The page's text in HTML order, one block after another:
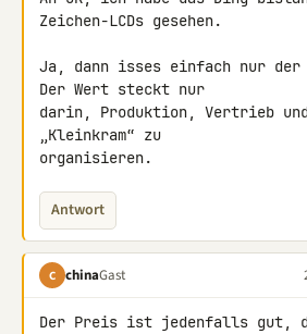
Zeichen-LCDs gesehen.
Ja, dann isses einfach nur der
Der Wert steckt nur
darin, Produktion, Vertrieb
„Kleinkram“ zu
organisieren.
Antwort
C chinaGast
Der Preis ist jedenfalls gut,